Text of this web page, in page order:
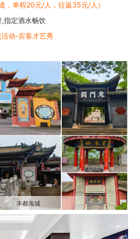
，单程20元/人，往返35元/人）
定酒水畅饮
动-宾客才艺秀
丰都鬼城